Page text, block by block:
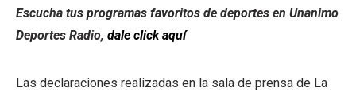
Escucha tus programas favoritos de deportes en Unanimo
Deportes Radio, dale click aquí
Las declaraciones realizadas en la sala de prensa de La